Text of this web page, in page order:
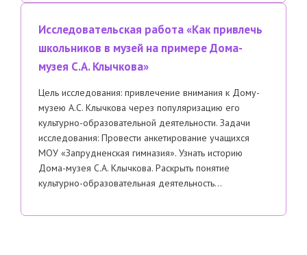
Исследовательская работа «Как привлечь
школьников в музей на примере Дома-
музея С.А. Клычкова»
Цель исследования: привлечение внимания к Дому-
музею А.С. Клычкова через популяризацию его
культурно-образовательной деятельности. Задачи
исследования: Провести анкетирование учащихся
МОУ «Запрудненская гимназия». Узнать историю
Дома-музея С.А. Клычкова. Раскрыть понятие
культурно-образовательная деятельность…